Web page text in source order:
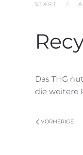
START
Das THG
die weitere
VORHERIGE